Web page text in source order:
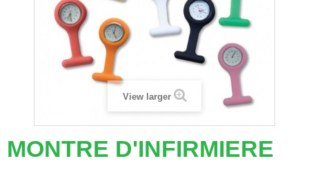
View larger
MONTRE D'INFIRMIERE